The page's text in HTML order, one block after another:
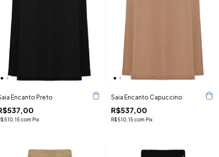
Encanto Preto
com Pix
Saia Encanto Capuccino
R$537,00
R$510,15 com Pix